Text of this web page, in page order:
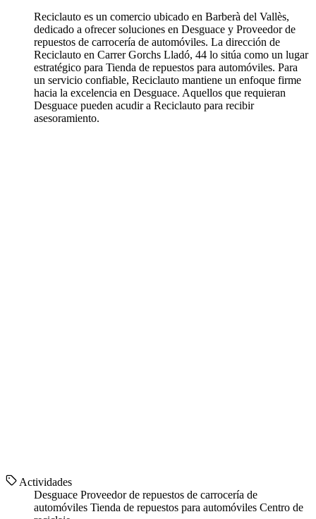
Reciclauto es un comercio ubicado en Barberà del Vallès,
dedicado a ofrecer soluciones en Desguace y Proveedor de
repuestos de carrocería de automóviles. La dirección de
Reciclauto en Carrer Gorchs Lladó, 44 lo sitúa como un lugar
estratégico para Tienda de repuestos para automóviles. Para
un servicio confiable, Reciclauto mantiene un enfoque firme
hacia la excelencia en Desguace. Aquellos que requieran
Desguace pueden acudir a Reciclauto para recibir
asesoramiento.
Actividades
Desguace Proveedor de repuestos de carrocería de
automóviles Tienda de repuestos para automóviles Centro de